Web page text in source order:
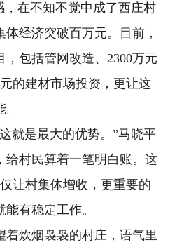
在不知不觉中成了西庄村
经济突破百万元。目前，
包括管网改造、2300万元
的建材市场投资，更让这
是最大的优势。”马晓平
给村民算着一笔明白账。这
让村集体增收，更重要的
有稳定工作。
炊烟袅袅的村庄，语气里